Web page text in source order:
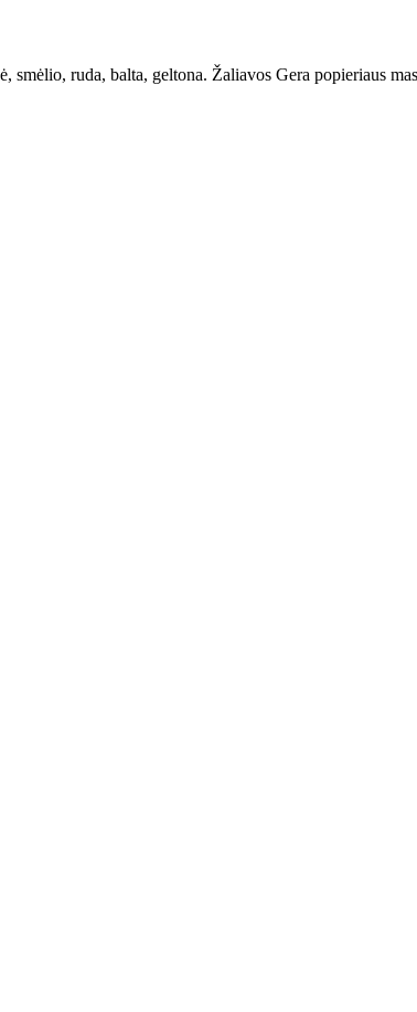
ruda, balta, geltona. Žaliavos Gera popieriaus